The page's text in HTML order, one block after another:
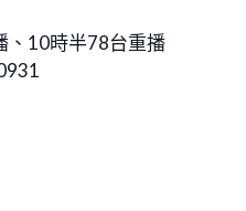
、10時半78台重播